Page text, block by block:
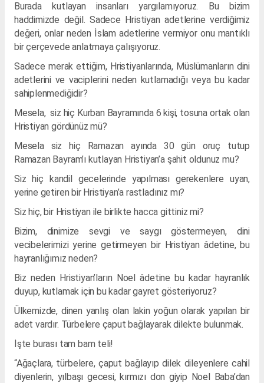
Burada kutlayan insanları yargılamıyoruz. Bu bizim
haddimizde değil. Sadece Hristiyan adetlerine verdiğimiz
değeri, onlar neden İslam adetlerine vermiyor onu mantıklı
bir çerçevede anlatmaya çalışıyoruz.
Sadece merak ettiğim, Hristiyanlarında, Müslümanların dini
adetlerini ve vaciplerini neden kutlamadığı veya bu kadar
sahiplenmediğidir?
Mesela, siz hiç Kurban Bayramında 6 kişi, tosuna ortak olan
Hristiyan gördünüz mü?
Mesela siz hiç Ramazan ayında 30 gün oruç tutup
Ramazan Bayram’ı kutlayan Hristiyan’a şahit oldunuz mu?
Siz hiç kandil gecelerinde yapılması gerekenlere uyan,
yerine getiren bir Hristiyan’a rastladınız mı?
Siz hiç, bir Hristiyan ile birlikte hacca gittiniz mi?
Bizim, dinimize sevgi ve saygı göstermeyen, dini
vecibelerimizi yerine getirmeyen bir Hristiyan âdetine, bu
hayranlığımız neden?
Biz neden Hristiyan’ların Noel âdetine bu kadar hayranlık
duyup, kutlamak için bu kadar gayret gösteriyoruz?
Ülkemizde, dinen yanlış olan lakin yoğun olarak yapılan bir
adet vardır. Türbelere çaput bağlayarak dilekte bulunmak.
İşte burası tam bam teli!
“Ağaçlara, türbelere, çaput bağlayıp dilek dileyenlere cahil
diyenlerin, yılbaşı gecesi, kırmızı don giyip Noel Baba’dan